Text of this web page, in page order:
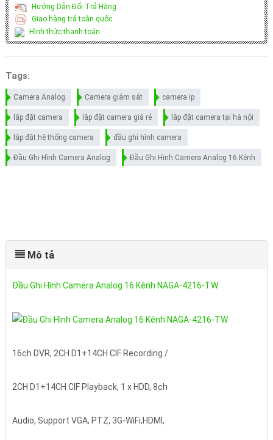
Hướng Dẫn Đổi Trả Hàng
Giao hàng trả toàn quốc
Hình thức thanh toán
Tags:
Camera Analog Camera giám sát camera ip
lắp đặt camera lắp đặt camera giá rẻ lắp đặt camera tại hà nội
lắp đặt hệ thống camera đầu ghi hình camera
Đầu Ghi Hình Camera Analog Đầu Ghi Hình Camera Analog 16 Kênh
Mô tả
Đầu Ghi Hình Camera Analog 16 Kênh NAGA-4216-TW
16ch DVR, 2CH D1+14CH CIF Recording /
2CH D1+14CH CIF Playback, 1 x HDD, 8ch
Audio, Support VGA, PTZ, 3G-WiFi,HDMI,